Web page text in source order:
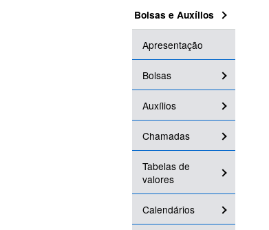
Bolsas e Auxílios
Apresentação
Bolsas
Auxílios
Chamadas
Tabelas de
valores
Calendários